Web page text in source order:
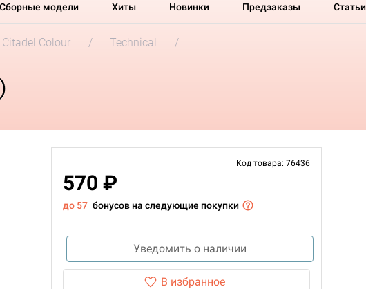
Сборные модели Хиты Новинки Предзаказы Статьи
Colour
Technical
Код товара: 76436
570 ₽
до 57 бонусов на следующие покупки
Уведомить о наличии
В избранное